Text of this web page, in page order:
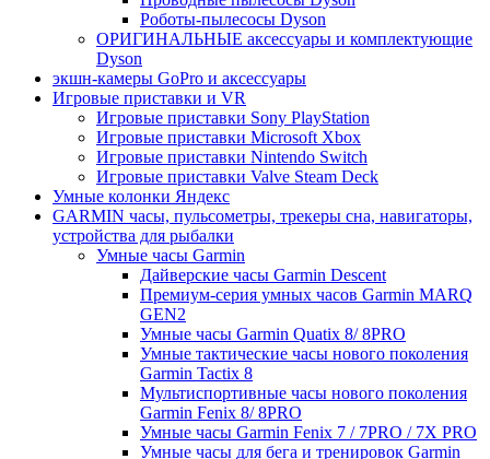
Роботы-пылесосы Dyson
ОРИГИНАЛЬНЫЕ аксессуары и комплектующие
Dyson
экшн-камеры GoPro и аксессуары
Игровые приставки и VR
Игровые приставки Sony PlayStation
Игровые приставки Microsoft Xbox
Игровые приставки Nintendo Switch
Игровые приставки Valve Steam Deck
Умные колонки Яндекс
GARMIN часы, пульсометры, трекеры сна, навигаторы,
устройства для рыбалки
Умные часы Garmin
Дайверские часы Garmin Descent
Премиум-серия умных часов Garmin MARQ
GEN2
Умные часы Garmin Quatix 8/ 8PRO
Умные тактические часы нового поколения
Garmin Tactix 8
Мультиспортивные часы нового поколения
Garmin Fenix 8/ 8PRO
Умные часы Garmin Fenix 7 / 7PRO / 7X PRO
Умные часы для бега и тренировок Garmin